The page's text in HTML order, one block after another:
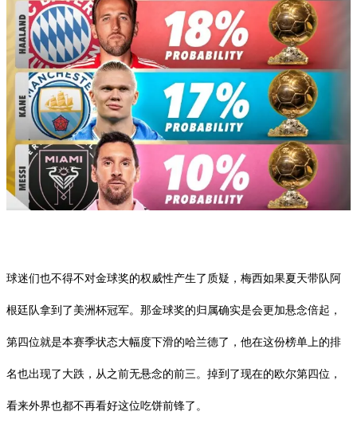
球迷们也不得不对金球奖的权威性产生了质疑，梅西如果夏天带队阿
根廷队拿到了美洲杯冠军。那金球奖的归属确实是会更加悬念倍起，
第四位就是本赛季状态大幅度下滑的哈兰德了，他在这份榜单上的排
名也出现了大跌，从之前无悬念的前三。掉到了现在的欧尔第四位，
看来外界也都不再看好这位吃饼前锋了。